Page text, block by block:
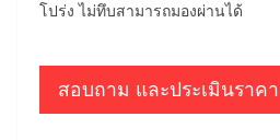
โปร่ง ไม่ทึบสามารถมองผ่านได้
สอบถาม และประเมินราคา